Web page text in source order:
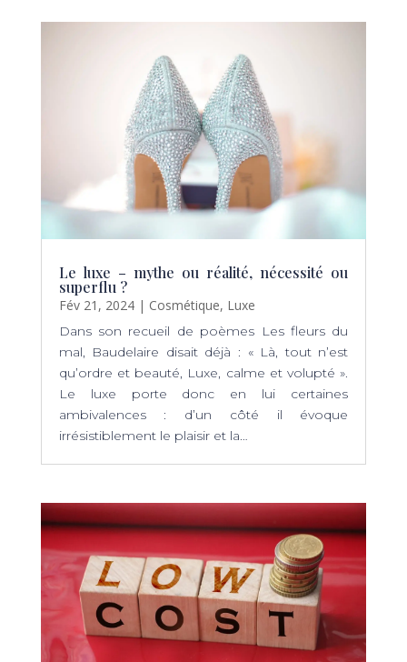
Le luxe – mythe ou réalité, nécessité ou
superflu ?
Fév 21, 2024| Cosmétique, Luxe
Dans son recueil de poèmes Les fleurs du
mal, Baudelaire disait déjà : « Là, tout n’est
qu’ordre et beauté, Luxe, calme et volupté ».
Le luxe porte donc en lui certaines
ambivalences : d’un côté il évoque
irrésistiblement le plaisir et la…